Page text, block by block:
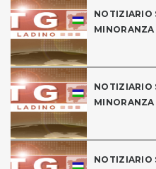
NOTIZIARIO
NOTIZIARIO
NOTIZIARIO